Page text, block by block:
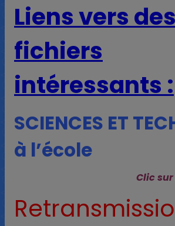
Liens vers
fichiers
intéressants :
SCIENCES ET
à l’école
Clic